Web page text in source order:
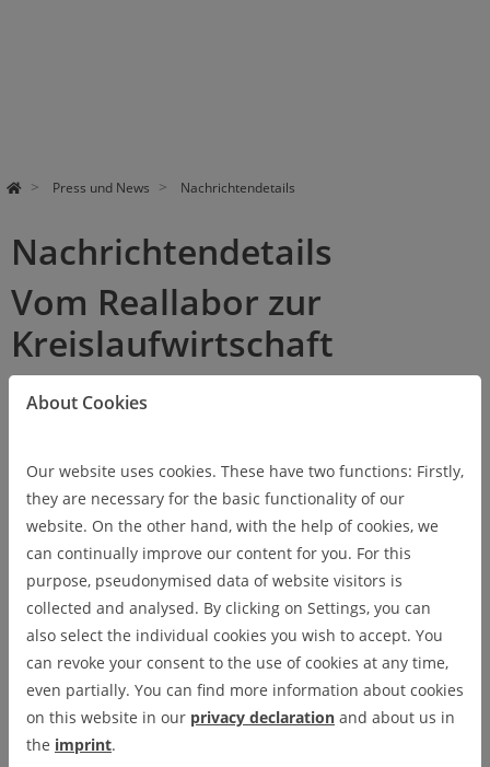
Press und News Nachrichtendetails
Nachrichtendetails
Vom Reallabor zur
Kreislaufwirtschaft
Ein Werkzeugverleih an der Hochschule oder ein kostenfreier
Abholservice von Elektro-Altgeräten – mit innovativen
Konzepten und Services will das DIGIT Forschungszentrum der
Technischen Universität Clausthal in Kooperation mit der
Ostfalia Hochschule Verbraucherinnen und Verbraucher in die
Kreislaufwirtschaft aktiver einbeziehen. Denn eine nachhaltige
Circular Economy benötigt nicht nur reparierbare und
recyclingfähige Produkte. Vielmehr müssen die Prozesse bei
der Produktion, Nutzung und Verwertung besser aufeinander
abgestimmt werden.
About Cookies
Our website uses cookies. These have two functions: Firstly,
they are necessary for the basic functionality of our
website. On the other hand, with the help of cookies, we
can continually improve our content for you. For this
purpose, pseudonymised data of website visitors is
collected and analysed. By clicking on Settings, you can
also select the individual cookies you wish to accept. You
can revoke your consent to the use of cookies at any time,
even partially. You can find more information about cookies
on this website in our privacy declaration and about us in
the imprint.